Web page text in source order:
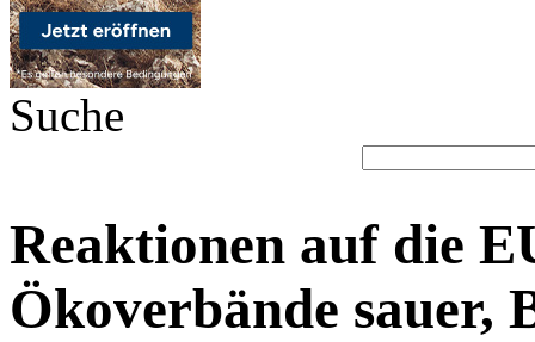
Suche
Reaktionen auf die
Ökoverbände sauer,